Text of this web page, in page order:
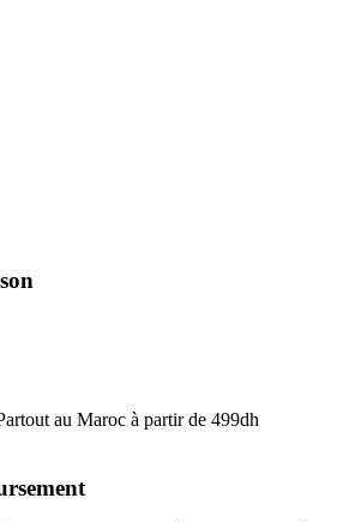
au Maroc à partir de 499dh